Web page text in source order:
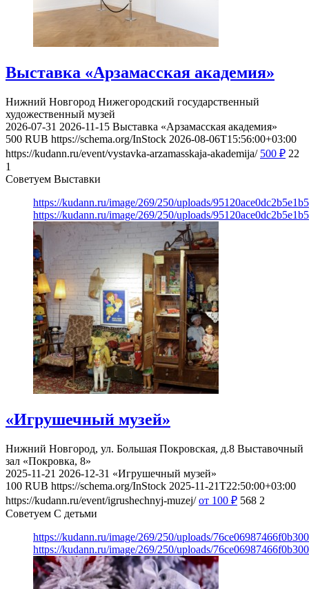
Выставка «Арзамасская академия»
Нижний Новгород Нижегородский государственный
художественный музей
2026-07-31 2026-11-15 Выставка «Арзамасская академия»
500 RUB https://schema.org/InStock 2026-08-06T15:56:00+03:00
https://kudann.ru/event/vystavka-arzamasskaja-akademija/ 500 ₽ 22
1
Советуем Выставки
https://kudann.ru/image/269/250/uploads/
https://kudann.ru/image/269/250/uploads/
«Игрушечный музей»
Нижний Новгород, ул. Большая Покровская, д.8 Выставочный
зал «Покровка, 8»
2025-11-21 2026-12-31 «Игрушечный музей»
100 RUB https://schema.org/InStock 2025-11-21T22:50:00+03:00
https://kudann.ru/event/igrushechnyj-muzej/ от 100 ₽ 568 2
Советуем С детьми
https://kudann.ru/image/269/250/uploads/
https://kudann.ru/image/269/250/uploads/